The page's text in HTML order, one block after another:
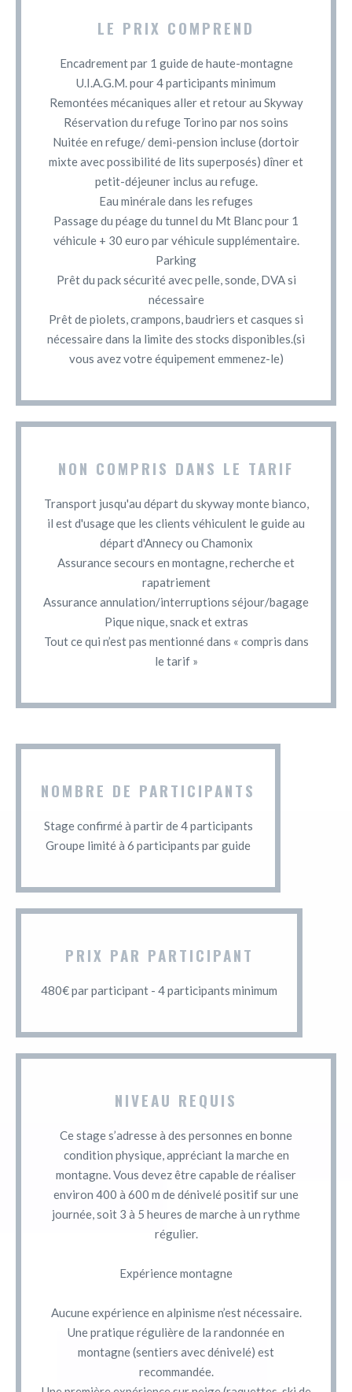
LE PRIX COMPREND
Encadrement par 1 guide de haute-montagne
U.I.A.G.M. pour 4 participants minimum
Remontées mécaniques aller et retour au Skyway
Réservation du refuge Torino par nos soins
Nuitée en refuge/ demi-pension incluse (dortoir
mixte avec possibilité de lits superposés) dîner et
petit-déjeuner inclus au refuge.
Eau minérale dans les refuges
Passage du péage du tunnel du Mt Blanc pour 1
véhicule + 30 euro par véhicule supplémentaire.
Parking
Prêt du pack sécurité avec pelle, sonde, DVA si
nécessaire
Prêt de piolets, crampons, baudriers et casques si
nécessaire dans la limite des stocks disponibles.(si
vous avez votre équipement emmenez-le)
NON COMPRIS DANS LE TARIF
Transport jusqu'au départ du skyway monte bianco,
il est d'usage que les clients véhiculent le guide au
départ d'Annecy ou Chamonix
Assurance secours en montagne, recherche et
rapatriement
Assurance annulation/interruptions séjour/bagage
Pique nique, snack et extras
Tout ce qui n’est pas mentionné dans « compris dans
le tarif »
NOMBRE DE PARTICIPANTS
Stage confirmé à partir de 4 participants
Groupe limité à 6 participants par guide
PRIX PAR PARTICIPANT
480€ par participant - 4 participants minimum
NIVEAU REQUIS
Ce stage s’adresse à des personnes en bonne
condition physique, appréciant la marche en
montagne. Vous devez être capable de réaliser
environ 400 à 600 m de dénivelé positif sur une
journée, soit 3 à 5 heures de marche à un rythme
régulier.
Expérience montagne
Aucune expérience en alpinisme n’est nécessaire.
Une pratique régulière de la randonnée en
montagne (sentiers avec dénivelé) est
recommandée.